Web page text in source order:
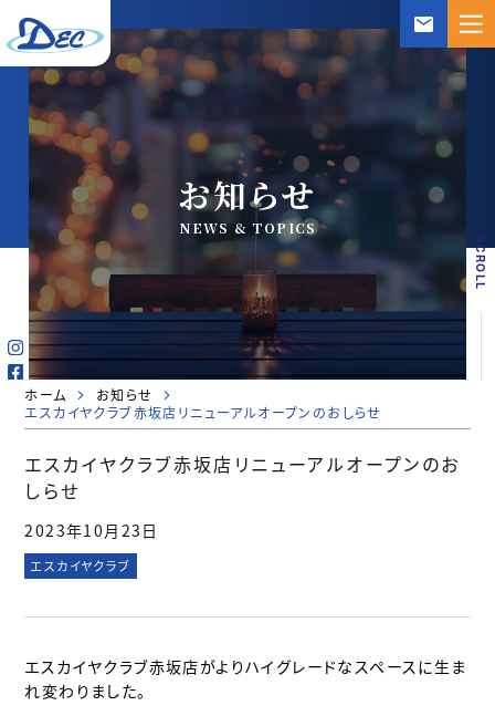
mail
お知らせ
NEWS & TOPICS
SCROLL
ホーム
お知らせ
エスカイヤクラブ赤坂店リニューアルオープンのおしらせ
エスカイヤクラブ赤坂店リニューアルオープンのお
しらせ
2023年10月23日
エスカイヤクラブ
エスカイヤクラブ赤坂店がよりハイグレードなスペースに生ま
れ変わりました。